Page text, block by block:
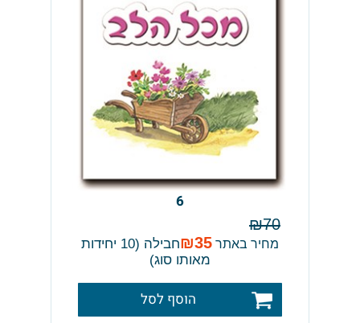
6
₪70
מחיר באתר ₪35
חבילה (10 יחידות
מאותו סוג)
הוסף לסל